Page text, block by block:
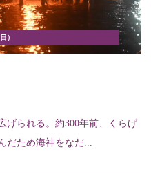
）
げられる。約300年前、くらげ
だため海神をなだ...